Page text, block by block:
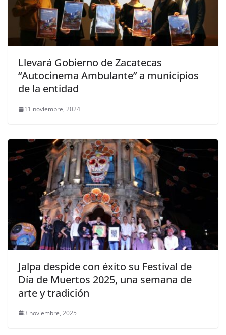
Llevará Gobierno de Zacatecas
“Autocinema Ambulante” a municipios
de la entidad
11 noviembre, 2024
Jalpa despide con éxito su Festival de
Día de Muertos 2025, una semana de
arte y tradición
3 noviembre, 2025